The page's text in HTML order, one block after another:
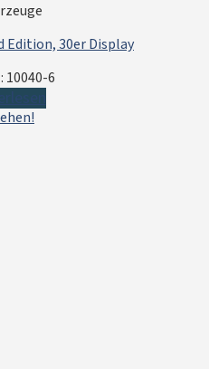
Edition, 30er Display
10040-6